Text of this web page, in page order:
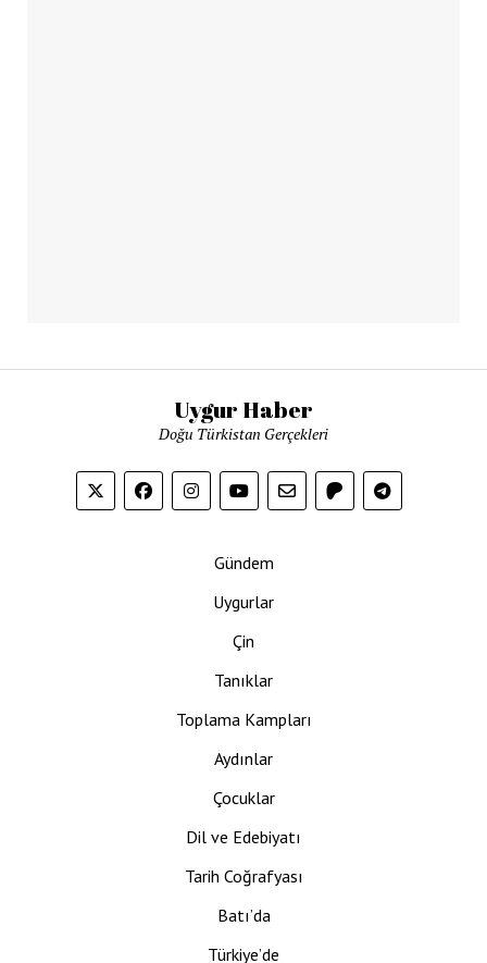
Uygur Haber
Doğu Türkistan Gerçekleri
Gündem
Uygurlar
Çin
Tanıklar
Toplama Kampları
Aydınlar
Çocuklar
Dil ve Edebiyatı
Tarih Coğrafyası
Batı’da
Türkiye’de